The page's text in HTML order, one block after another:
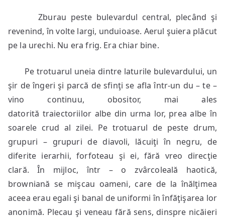
Zburau peste bulevardul central, plecând şi
revenind, în volte largi, unduioase. Aerul şuiera plăcut
pe la urechi. Nu era frig. Era chiar bine.
Pe trotuarul uneia dintre laturile bulevardului, un
şir de îngeri şi parcă de sfinţi se afla într-un du – te –
vino continuu, obositor, mai ales
datorită traiectoriilor albe din urma lor, prea albe în
soarele crud al zilei. Pe trotuarul de peste drum,
grupuri – grupuri de diavoli, lăcuiţi în negru, de
diferite ierarhii, forfoteau şi ei, fără vreo direcţie
clară. În mijloc, într – o zvârcoleală haotică,
browniană se mişcau oameni, care de la înălţimea
aceea erau egali şi banal de uniformi în înfăţişarea lor
anonimă. Plecau şi veneau fără sens, dinspre nicăieri